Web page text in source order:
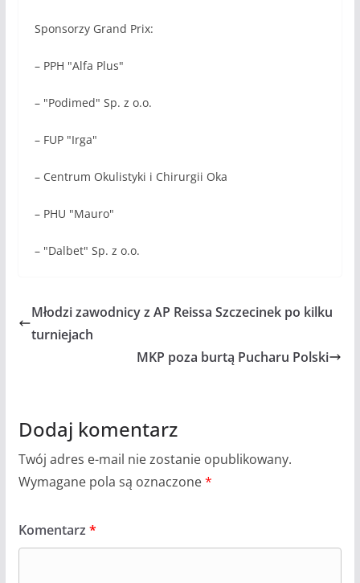
Sponsorzy Grand Prix:
– PPH "Alfa Plus"
– "Podimed" Sp. z o.o.
– FUP "Irga"
– Centrum Okulistyki i Chirurgii Oka
– PHU "Mauro"
– "Dalbet" Sp. z o.o.
Młodzi zawodnicy z AP Reissa Szczecinek po kilku
turniejach
MKP poza burtą Pucharu Polski
Dodaj komentarz
Twój adres e-mail nie zostanie opublikowany.
Wymagane pola są oznaczone*
Komentarz *